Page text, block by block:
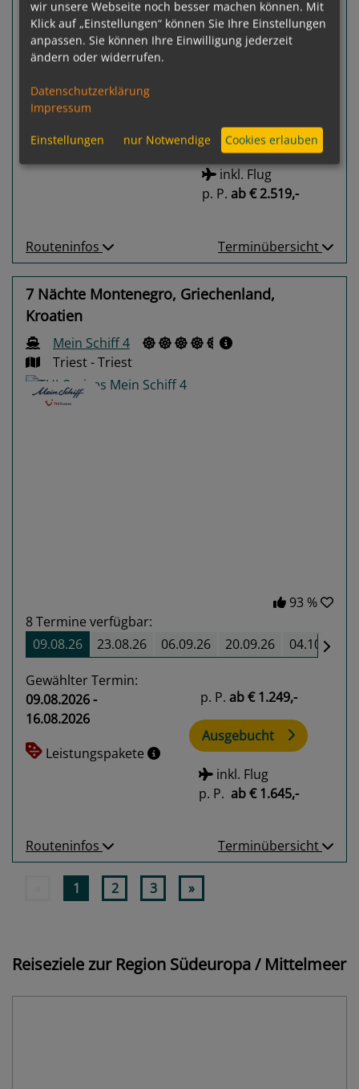
10Termine verfügbar:
09.08.26
18.08.26 27.08.26 05.09.26 14.09.26
09.08.2026 - 18.08.2026
Leistungspakete
zur Reise
inkl. Flug
p. P. ab€ 2.519,-
Routeninfos Terminübersicht
7 Nächte Montenegro, Griechenland,
Kroatien
Mein Schiff 4
Triest - Triest
93 %
8Termine verfügbar:
09.08.26
23.08.26 06.09.26 20.09.26 04.10.26
Gewählter Termin:
09.08.2026 -
16.08.2026
Leistungspakete
p. P. ab€ 1.249,-
Ausgebucht
inkl. Flug
p. P. ab€ 1.645,-
Routeninfos Terminübersicht
1 2 3 »
Reiseziele zur Region Südeuropa / Mittelmeer
wir unsere Webseite noch besser machen können. Mit
Klick auf „Einstellungen“ können Sie Ihre Einstellungen
anpassen. Sie können Ihre Einwilligung jederzeit
ändern oder widerrufen.
Datenschutzerklärung
Impressum
Einstellungen nur Notwendige Cookies erlauben